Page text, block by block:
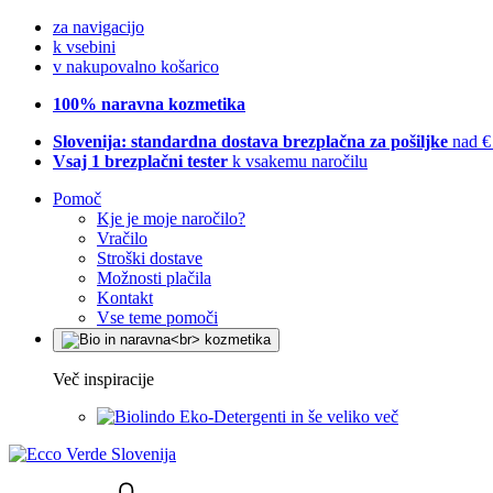
za navigacijo
k vsebini
v nakupovalno košarico
100% naravna kozmetika
Slovenija: standardna dostava brezplačna za pošiljke nad
Vsaj 1 brezplačni tester k vsakemu naročilu
Pomoč
Kje je moje naročilo?
Vračilo
Stroški dostave
Možnosti plačila
Kontakt
Vse teme pomoči
Več inspiracije
Eko-Detergenti in še veliko več